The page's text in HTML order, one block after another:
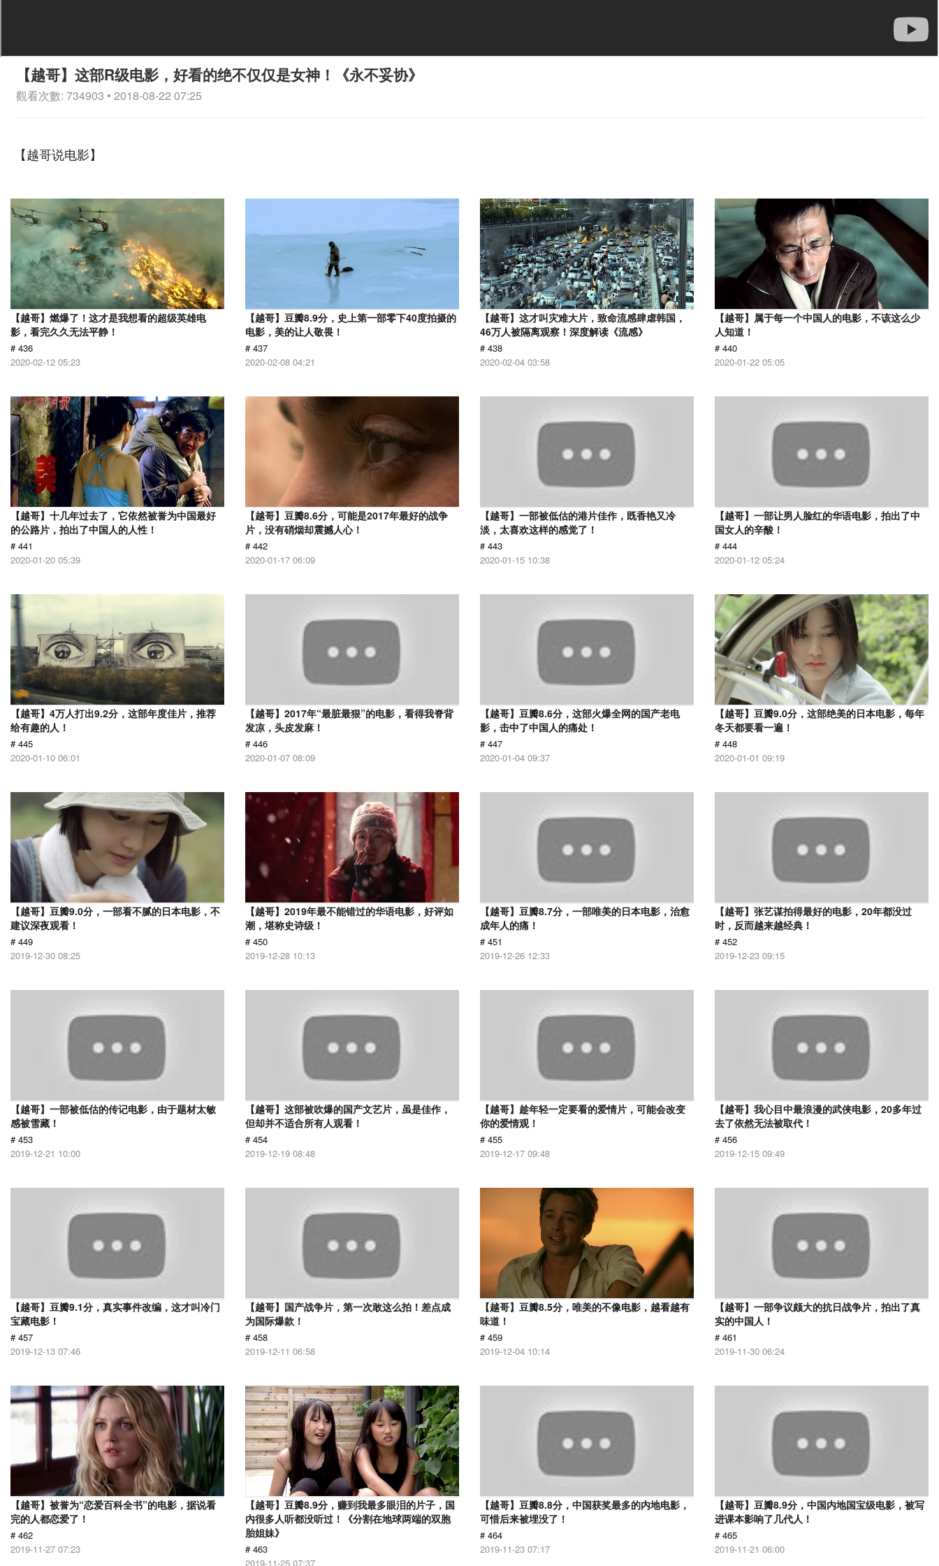
【越哥】这部R级电影，好看的绝不仅仅是女神！《永不妥协》
觀看次數: 734903 • 2018-08-22 07:25
【越哥说电影】
【越哥】燃爆了！这才是我想看的超级英雄电
影，看完久久无法平静！
# 436
2020-02-12 05:23
【越哥】豆瓣8.9分，史上第一部零下40度拍摄的
电影，美的让人敬畏！
# 437
2020-02-08 04:21
【越哥】这才叫灾难大片，致命流感肆虐韩国，
46万人被隔离观察！深度解读《流感》
# 438
2020-02-04 03:58
【越哥】属于每一个中国人的电影，不该这么少
人知道！
# 440
2020-01-22 05:05
【越哥】十几年过去了，它依然被誉为中国最好
的公路片，拍出了中国人的人性！
# 441
2020-01-20 05:39
【越哥】豆瓣8.6分，可能是2017年最好的战争
片，没有硝烟却震撼人心！
# 442
2020-01-17 06:09
【越哥】一部被低估的港片佳作，既香艳又冷
淡，太喜欢这样的感觉了！
# 443
2020-01-15 10:38
【越哥】一部让男人脸红的华语电影，拍出了中
国女人的辛酸！
# 444
2020-01-12 05:24
【越哥】4万人打出9.2分，这部年度佳片，推荐
给有趣的人！
# 445
2020-01-10 06:01
【越哥】2017年“最脏最狠”的电影，看得我脊背
发凉，头皮发麻！
# 446
2020-01-07 08:09
【越哥】豆瓣8.6分，这部火爆全网的国产老电
影，击中了中国人的痛处！
# 447
2020-01-04 09:37
【越哥】豆瓣9.0分，这部绝美的日本电影，每年
冬天都要看一遍！
# 448
2020-01-01 09:19
【越哥】豆瓣9.0分，一部看不腻的日本电影，不
建议深夜观看！
# 449
2019-12-30 08:25
【越哥】2019年最不能错过的华语电影，好评如
潮，堪称史诗级！
# 450
2019-12-28 10:13
【越哥】豆瓣8.7分，一部唯美的日本电影，治愈
成年人的痛！
# 451
2019-12-26 12:33
【越哥】张艺谋拍得最好的电影，20年都没过
时，反而越来越经典！
# 452
2019-12-23 09:15
【越哥】一部被低估的传记电影，由于题材太敏
感被雪藏！
# 453
2019-12-21 10:00
【越哥】这部被吹爆的国产文艺片，虽是佳作，
但却并不适合所有人观看！
# 454
2019-12-19 08:48
【越哥】趁年轻一定要看的爱情片，可能会改变
你的爱情观！
# 455
2019-12-17 09:48
【越哥】我心目中最浪漫的武侠电影，20多年过
去了依然无法被取代！
# 456
2019-12-15 09:49
【越哥】豆瓣9.1分，真实事件改编，这才叫冷门
宝藏电影！
# 457
2019-12-13 07:46
【越哥】国产战争片，第一次敢这么拍！差点成
为国际爆款！
# 458
2019-12-11 06:58
【越哥】豆瓣8.5分，唯美的不像电影，越看越有
味道！
# 459
2019-12-04 10:14
【越哥】一部争议颇大的抗日战争片，拍出了真
实的中国人！
# 461
2019-11-30 06:24
【越哥】被誉为“恋爱百科全书”的电影，据说看
完的人都恋爱了！
# 462
2019-11-27 07:23
【越哥】豆瓣8.9分，赚到我最多眼泪的片子，国
内很多人听都没听过！《分割在地球两端的双胞
胎姐妹》
# 463
2019-11-25 07:37
【越哥】豆瓣8.8分，中国获奖最多的内地电影，
可惜后来被埋没了！
# 464
2019-11-23 07:17
【越哥】豆瓣8.9分，中国内地国宝级电影，被写
进课本影响了几代人！
# 465
2019-11-21 06:00